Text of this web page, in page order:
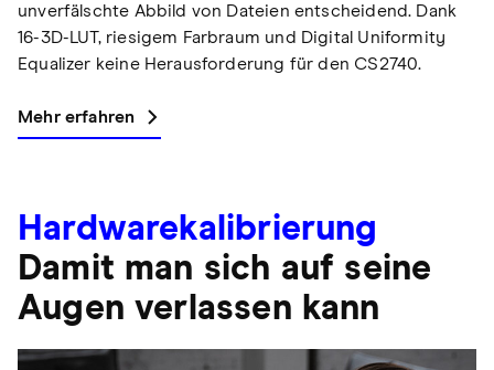
unverfälschte Abbild von Dateien entscheidend. Dank
16-3D-LUT, riesigem Farbraum und Digital Uniformity
Equalizer keine Herausforderung für den CS2740.
Mehr erfahren
Hardwarekalibrierung
Damit man sich auf seine
Augen verlassen kann